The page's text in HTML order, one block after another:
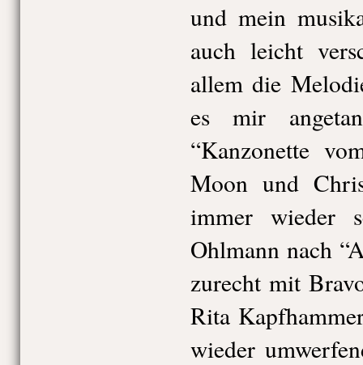
und mein
auch leicht
allem die
es mir
“Kanzonette
Moon und
immer wieder
Ohlmann nach
zurecht mit
Rita
wieder